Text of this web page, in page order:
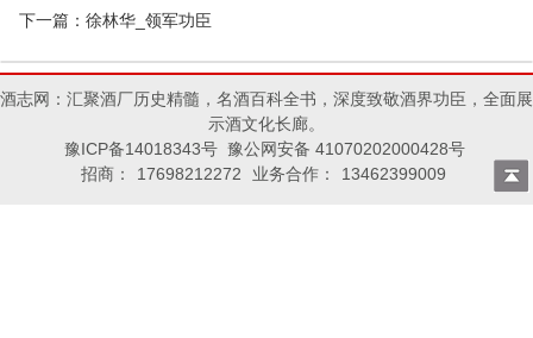
下一篇： 徐林华_领军功臣
酒志网：汇聚酒厂历史精髓，名酒百科全书，深度致敬酒界功臣，全面展
示酒文化长廊。
豫ICP备14018343号 豫公网安备 41070202000428号
招商：
17698212272 业务合作： 13462399009